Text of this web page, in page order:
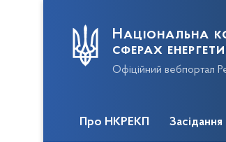
Національна
сферах
Офіційний вебпортал
Про НКРЕКП Засідання